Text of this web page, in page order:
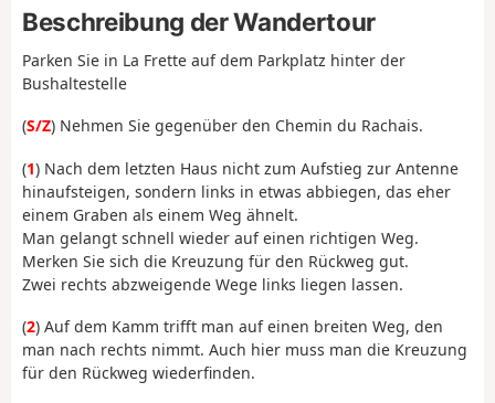
Beschreibung der Wandertour
Parken Sie in La Frette auf dem Parkplatz hinter der
Bushaltestelle
(S/Z) Nehmen Sie gegenüber den Chemin du Rachais.
(1) Nach dem letzten Haus nicht zum Aufstieg zur Antenne
hinaufsteigen, sondern links in etwas abbiegen, das eher
einem Graben als einem Weg ähnelt.
Man gelangt schnell wieder auf einen richtigen Weg.
Merken Sie sich die Kreuzung für den Rückweg gut.
Zwei rechts abzweigende Wege links liegen lassen.
(2) Auf dem Kamm trifft man auf einen breiten Weg, den
man nach rechts nimmt. Auch hier muss man die Kreuzung
für den Rückweg wiederfinden.